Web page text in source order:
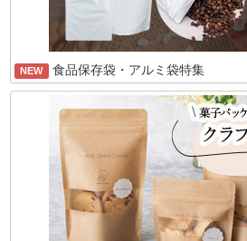
NEW 食品保存袋・アルミ袋特集